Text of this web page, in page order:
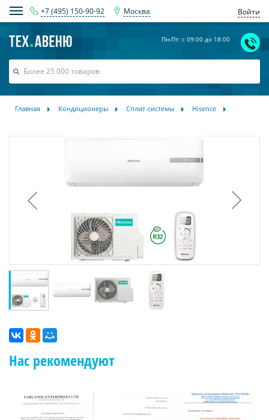
+7 (495) 150-90-92 Москва Войти
Пн-Пт: с 09:00 до 18:00
Главная Кондиционеры Сплит-системы Hisence
Нас рекомендуют